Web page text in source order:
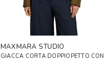
MAXMARA STUDIO
GIACCA CORTA DOPPIOPETTO CON